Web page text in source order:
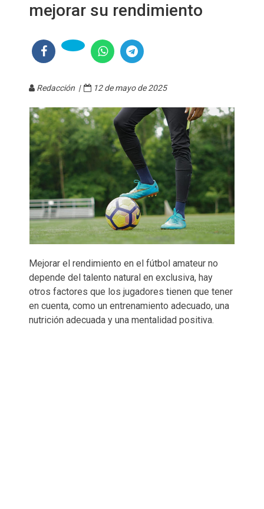
mejorar su rendimiento
Redacción | 12 de mayo de 2025
Mejorar el rendimiento en el fútbol amateur no
depende del talento natural en exclusiva, hay
otros factores que los jugadores tienen que tener
en cuenta, como un entrenamiento adecuado, una
nutrición adecuada y una mentalidad positiva.